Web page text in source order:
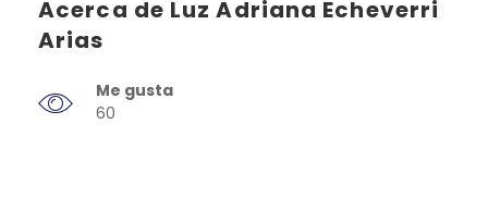
Acerca de Luz Adriana Echeverri
Arias
Me gusta
60